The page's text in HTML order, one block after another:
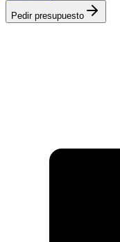
Pedir presupuesto